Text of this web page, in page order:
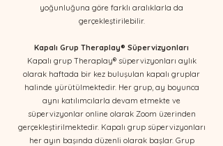
yoğunluğuna göre farklı aralıklarla da
gerçekleştirilebilir.​
Kapalı Grup Theraplay® Süpervizyonları
Kapalı grup Theraplay® süpervizyonları aylık
olarak haftada bir kez buluşulan kapalı gruplar
halinde yürütülmektedir. Her grup, ay boyunca
aynı katılımcılarla devam etmekte ve
süpervizyonlar online olarak Zoom üzerinden
gerçekleştirilmektedir. Kapalı grup süpervizyonları
her ayın başında düzenli olarak başlar. Grup